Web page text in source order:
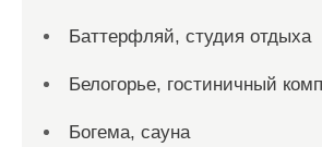
Баттерфляй, студия отдыха
Белогорье, гостиничный
Богема, сауна